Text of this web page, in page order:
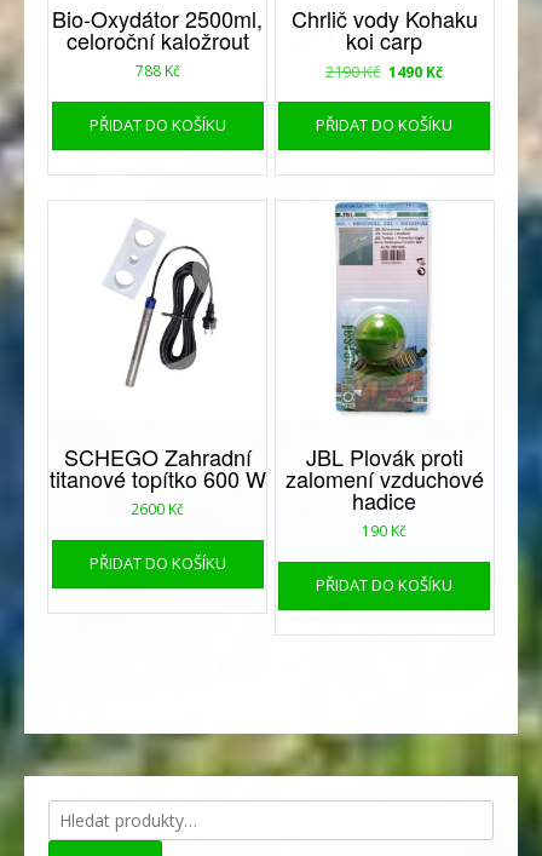
Bio-Oxydátor 2500ml,
celoroční kaložrout
788 Kč
PŘIDAT DO KOŠÍKU
Chrlič vody Kohaku
koi carp
2190Kč Původní
2190 Kč.
1490 KčAktuální
1490 Kč.
PŘIDAT DO KOŠÍKU
SCHEGO Zahradní
titanové topítko 600 W
2600 Kč
PŘIDAT DO KOŠÍKU
JBL Plovák proti
zalomení vzduchové
hadice
190 Kč
PŘIDAT DO KOŠÍKU
Hledat: